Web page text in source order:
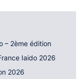
– 2ème édition
Iaido 2026
2026